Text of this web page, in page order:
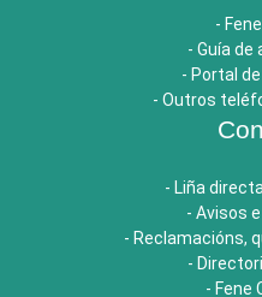
-
- Guía de
- Portal
- Outros
- Liña
- Avisos
- Reclamacións,
-
- Fene